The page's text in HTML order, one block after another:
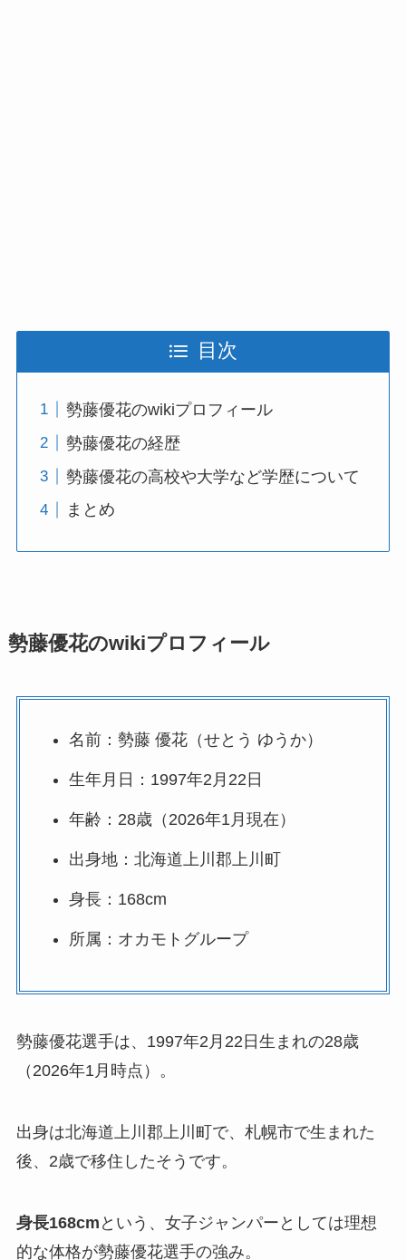
目次
勢藤優花のwikiプロフィール
勢藤優花の経歴
勢藤優花の高校や大学など学歴について
まとめ
勢藤優花のwikiプロフィール
名前：勢藤 優花（せとう ゆうか）
生年月日：1997年2月22日
年齢：28歳（2026年1月現在）
出身地：北海道上川郡上川町
身長：168cm
所属：オカモトグループ
勢藤優花選手は、1997年2月22日生まれの28歳
（2026年1月時点）。
出身は北海道上川郡上川町で、札幌市で生まれた
後、2歳で移住したそうです。
身長168cm という、女子ジャンパーとしては理想
的な体格が勢藤優花選手の強み。